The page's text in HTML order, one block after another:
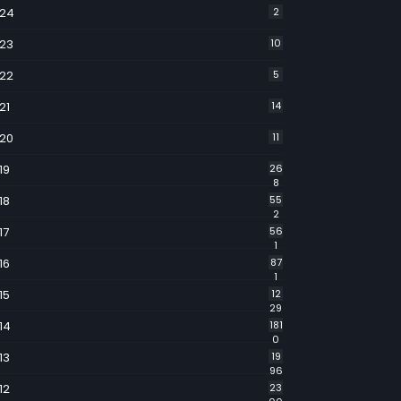
2
10
5
14
11
26
8
55
2
56
1
87
1
12
29
181
0
19
96
23